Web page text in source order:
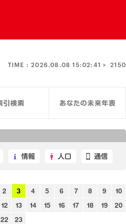
TIME :2026.08.08 15:02:42 > 2150
情報 人口 通信
2 3 4 5 6 7 8 9
10
12 13 14 15 16 17 18 19
20
22 23